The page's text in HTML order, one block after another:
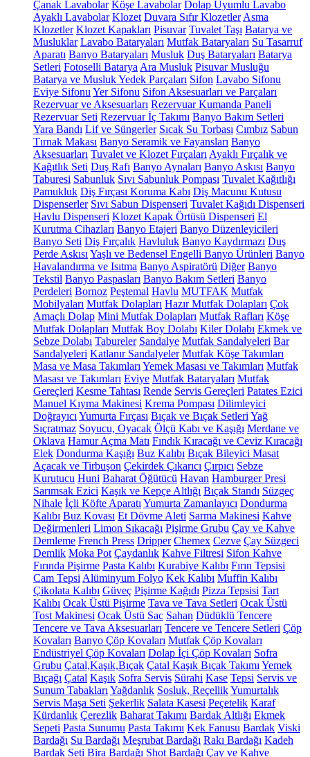
Çanak Lavabolar Köşe Lavabolar Dolap Uyumlu Lavabo
Ayaklı Lavabolar Klozet Duvara Sıfır Klozetler Asma
Klozetler Klozet Kapakları Pisuvar Tuvalet Taşı Batarya ve
Musluklar Lavabo Bataryaları Mutfak Bataryaları Su Tasarruf
Aparatı Banyo Bataryaları Musluk Duş Bataryaları Batarya
Setleri Fotoselli Batarya Ara Musluk Pisuvar Musluğu
Batarya ve Musluk Yedek Parçaları Sifon Lavabo Sifonu
Eviye Sifonu Yer Sifonu Sifon Aksesuarları ve Parçaları
Rezervuar ve Aksesuarları Rezervuar Kumanda Paneli
Rezervuar Seti Rezervuar İç Takımı Banyo Bakım Setleri
Yara Bandı Lif ve Süngerler Sıcak Su Torbası Cımbız Sabun
Tırnak Makası Banyo Seramik ve Fayansları Banyo
Aksesuarları Tuvalet ve Klozet Fırçaları Ayaklı Fırçalık ve
Kağıtlık Seti Duş Rafı Banyo Aynaları Banyo Askısı Banyo
Taburesi Sabunluk Sıvı Sabunluk Pompası Tuvalet Kağıtlığı
Pamukluk Diş Fırçası Koruma Kabı Diş Macunu Kutusu
Dispenserler Sıvı Sabun Dispenseri Tuvalet Kağıdı Dispenseri
Havlu Dispenseri Klozet Kapak Örtüsü Dispenseri El
Kurutma Cihazları Banyo Etajeri Banyo Düzenleyicileri
Banyo Seti Diş Fırçalık Havluluk Banyo Kaydırmazı Duş
Perde Askısı Yaşlı ve Bedensel Engelli Banyo Ürünleri Banyo
Havalandırma ve Isıtma Banyo Aspiratörü Diğer Banyo
Tekstil Banyo Paspasları Banyo Bakım Setleri Banyo
Perdeleri Bornoz Peştemal Havlu MUTFAK Mutfak
Mobilyaları Mutfak Dolapları Hazır Mutfak Dolapları Çok
Amaçlı Dolap Mini Mutfak Dolapları Mutfak Rafları Köşe
Mutfak Dolapları Mutfak Boy Dolabı Kiler Dolabı Ekmek ve
Sebze Dolabı Tabureler Sandalye Mutfak Sandalyeleri Bar
Sandalyeleri Katlanır Sandalyeler Mutfak Köşe Takımları
Masa ve Masa Takımları Yemek Masası ve Takımları Mutfak
Masası ve Takımları Eviye Mutfak Bataryaları Mutfak
Gereçleri Kesme Tahtası Rende Servis Gereçleri Patates Ezici
Manuel Kıyma Makinesi Krema Pompası Dilimleyici
Doğrayıcı Yumurta Fırçası Bıçak ve Bıçak Setleri Yağ
Sıçratmaz Soyucu, Oyacak Ölçü Kabı ve Kaşığı Merdane ve
Oklava Hamur Açma Matı Fındık Kıracağı ve Ceviz Kıracağı
Elek Dondurma Kaşığı Buz Kalıbı Bıçak Bileyici Masat
Açacak ve Tirbuşon Çekirdek Çıkarıcı Çırpıcı Sebze
Kurutucu Huni Baharat Öğütücü Havan Hamburger Presi
Sarımsak Ezici Kaşık ve Kepçe Altlığı Bıçak Standı Süzgeç
Nihale İçli Köfte Aparatı Yumurta Zamanlayıcı Dondurma
Kalıbı Buz Kovası Et Dövme Aleti Sarma Makinesi Kahve
Değirmenleri Limon Sıkacağı Pişirme Grubu Çay ve Kahve
Demleme French Press Dripper Chemex Cezve Çay Süzgeci
Demlik Moka Pot Çaydanlık Kahve Filtresi Sifon Kahve
Fırında Pişirme Pasta Kalıbı Kurabiye Kalıbı Fırın Tepsisi
Cam Tepsi Alüminyum Folyo Kek Kalıbı Muffin Kalıbı
Çikolata Kalıbı Güveç Pişirme Kağıdı Pizza Tepsisi Tart
Kalıbı Ocak Üstü Pişirme Tava ve Tava Setleri Ocak Üstü
Tost Makinesi Ocak Üstü Sac Sahan Düdüklü Tencere
Tencere ve Tava Aksesuarları Tencere ve Tencere Setleri Çöp
Kovaları Banyo Çöp Kovaları Mutfak Çöp Kovaları
Endüstriyel Çöp Kovaları Dolap İçi Çöp Kovaları Sofra
Grubu Çatal,Kaşık,Bıçak Çatal Kaşık Bıçak Takımı Yemek
Bıçağı Çatal Kaşık Sofra Servis Sürahi Kase Tepsi Servis ve
Sunum Tabakları Yağdanlık Sosluk, ReçellikYumurtalık
Servis Maşa Seti Şekerlik Salata Kasesi Peçetelik Karaf
Kürdanlık Çerezlik Baharat Takımı Bardak Altlığı Ekmek
Sepeti Pasta Sunumu Pasta Takımı Kek Fanusu Bardak Viski
Bardağı Su Bardağı Meşrubat Bardağı Rakı Bardağı Kadeh
Bardak Seti Bira Bardağı Shot Bardağı Çay ve Kahve